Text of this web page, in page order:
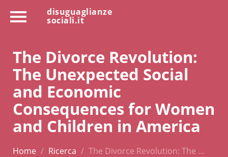
disuguaglianze
sociali.it
The Divorce Revolution:
The Unexpected Social
and Economic
Consequences for Women
and Children in America
Home Ricerca The Divorce Revolution: The …